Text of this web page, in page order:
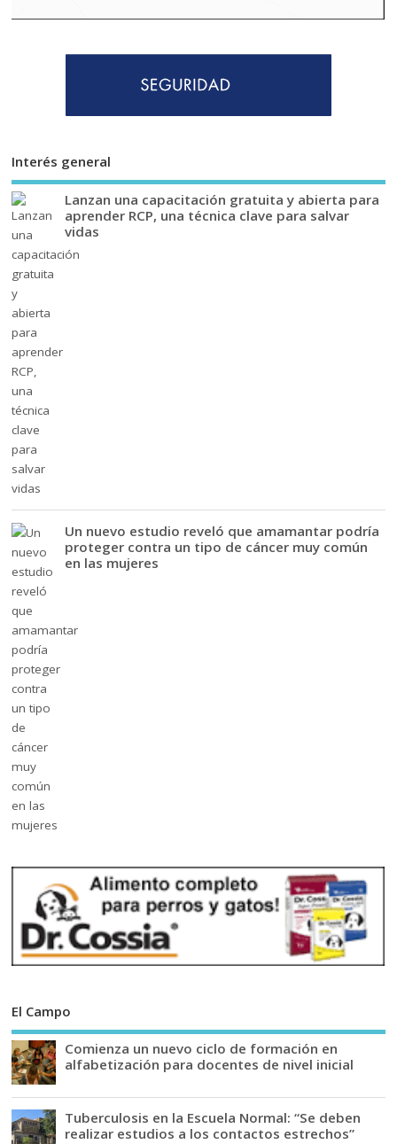
Interés general
Lanzan una capacitación gratuita y abierta para
aprender RCP, una técnica clave para salvar
vidas
Un nuevo estudio reveló que amamantar podría
proteger contra un tipo de cáncer muy común
en las mujeres
El Campo
Comienza un nuevo ciclo de formación en
alfabetización para docentes de nivel inicial
Tuberculosis en la Escuela Normal: “Se deben
realizar estudios a los contactos estrechos”